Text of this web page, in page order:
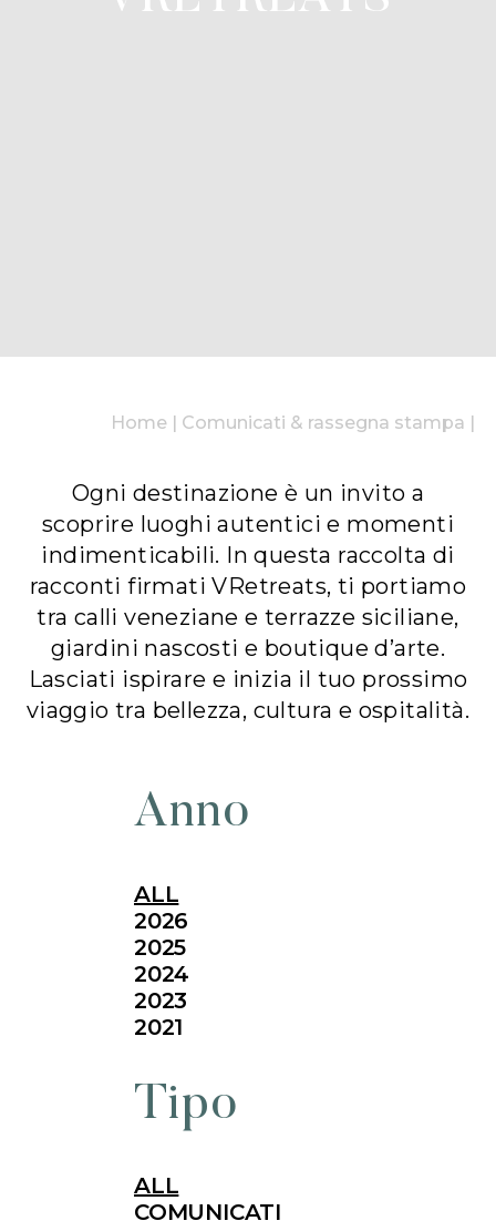
Home | Comunicati & rassegna stampa |
Ogni destinazione è un invito a
scoprire luoghi autentici e momenti
indimenticabili. In questa raccolta di
racconti firmati VRetreats, ti portiamo
tra calli veneziane e terrazze siciliane,
giardini nascosti e boutique d’arte.
Lasciati ispirare e inizia il tuo prossimo
viaggio tra bellezza, cultura e ospitalità.
Anno
ALL
2026
2025
2024
2023
2021
Tipo
ALL
COMUNICATI